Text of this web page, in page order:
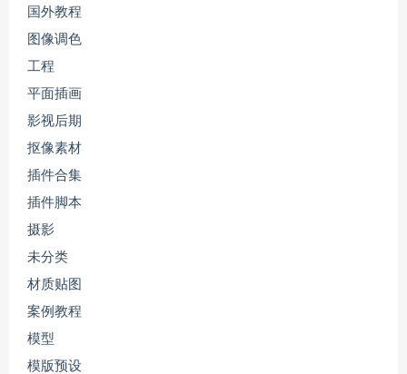
国外教程
图像调色
工程
平面插画
影视后期
抠像素材
插件合集
插件脚本
摄影
未分类
材质贴图
案例教程
模型
模版预设